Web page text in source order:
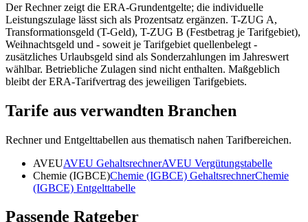
Der Rechner zeigt die ERA-Grundentgelte; die individuelle
Leistungszulage lässt sich als Prozentsatz ergänzen. T-ZUG A,
Transformationsgeld (T-Geld), T-ZUG B (Festbetrag je Tarifgebiet),
Weihnachtsgeld und - soweit je Tarifgebiet quellenbelegt -
zusätzliches Urlaubsgeld sind als Sonderzahlungen im Jahreswert
wählbar. Betriebliche Zulagen sind nicht enthalten. Maßgeblich
bleibt der ERA-Tarifvertrag des jeweiligen Tarifgebiets.
Tarife aus verwandten Branchen
Rechner und Entgelttabellen aus thematisch nahen Tarifbereichen.
AVEUAVEU GehaltsrechnerAVEU Vergütungstabelle
Chemie (IGBCE)Chemie (IGBCE) GehaltsrechnerChemie
(IGBCE) Entgelttabelle
Passende Ratgeber